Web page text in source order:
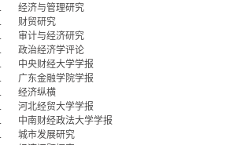
经济与管理研究
财贸研究
审计与经济研究
政治经济学评论
中央财经大学学报
广东金融学院学报
经济纵横
河北经贸大学学报
中南财经政法大学学报
城市发展研究